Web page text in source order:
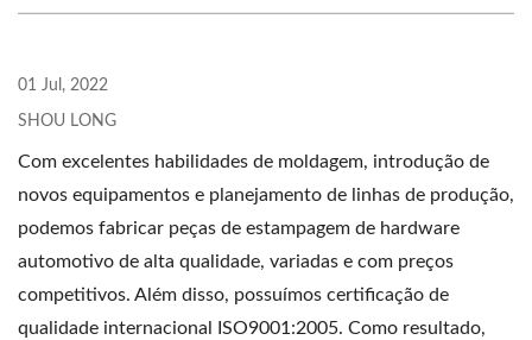
01 Jul, 2022
SHOU LONG
Com excelentes habilidades de moldagem, introdução de
novos equipamentos e planejamento de linhas de produção,
podemos fabricar peças de estampagem de hardware
automotivo de alta qualidade, variadas e com preços
competitivos. Além disso, possuímos certificação de
qualidade internacional ISO9001:2005. Como resultado,